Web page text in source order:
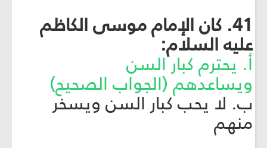
41. كان الإمام موسى الكاظم
عليه السلام:
أ. يحترم كبار السن
ويساعدهم (الجواب الصحيح)
ب. لا يحب كبار السن ويسخر
منهم